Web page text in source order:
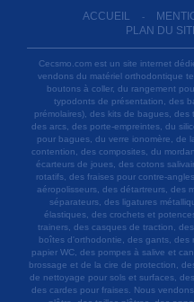
ACCUEIL -
PLAN DU
Cecsmo.com est un site internet
vendons du matériel orthodontique
boutons à coller, du rangement
typodonts de présentation, des
prémolaires), des kits de bagues,
des arcs, des porte-empreintes, du
pour bagues, du verre ionomère, de
contention, des composites, du
écarteurs de joues, des cotons
rotatifs, des fraises pour contre-
aéropolisseurs, des détartreurs, des
séparateurs, des ligatures
élastiques, des crochets et
trainers, des casques de traction,
boîtes d'orthodontie, des gants, des
papier WC, des pompes à salive et
brossage et de la cire de protection,
de nettoyage pour sols et surfaces,
des cardes pour fraises. Nous